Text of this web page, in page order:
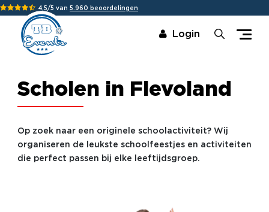
4,5/5 van 5.960 beoordelingen
Login
Scholen in Flevoland
Op zoek naar een originele schoolactiviteit? Wij
organiseren de leukste schoolfeestjes en activiteiten
die perfect passen bij elke leeftijdsgroep.